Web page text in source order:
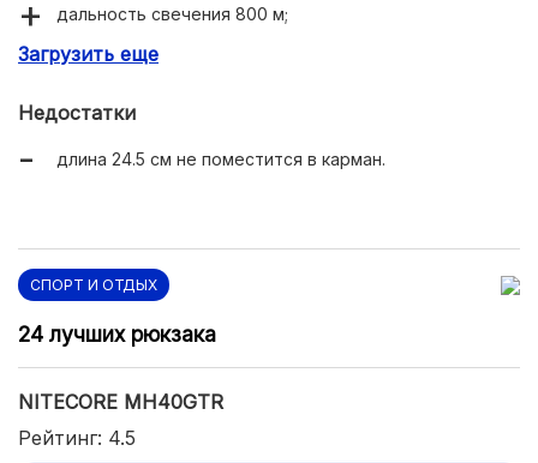
дальность свечения 800 м;
9 режимов работы.
Загрузить еще
Недостатки
длина 24.5 см не поместится в карман.
СПОРТ И ОТДЫХ
24 лучших рюкзака
NITECORE MH40GTR
Рейтинг: 4.5